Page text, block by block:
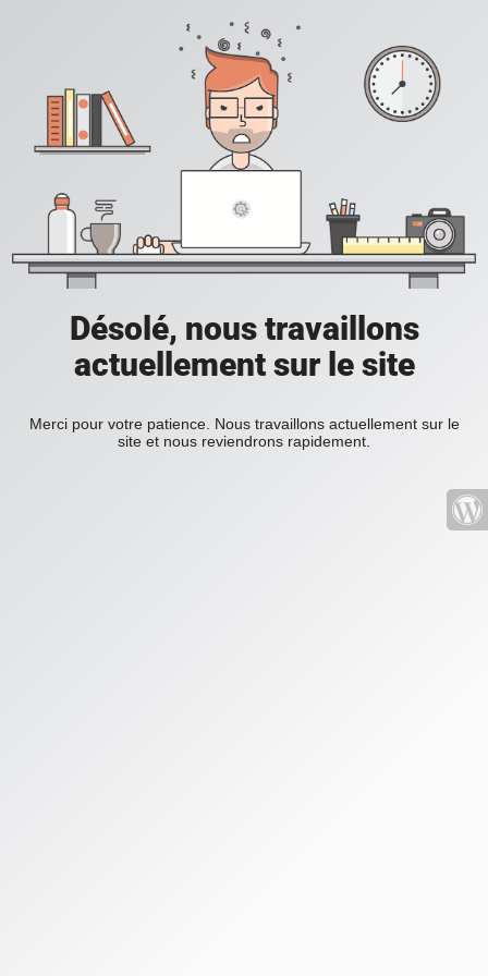
Désolé, nous travaillons
actuellement sur le site
Merci pour votre patience. Nous travaillons actuellement sur le
site et nous reviendrons rapidement.